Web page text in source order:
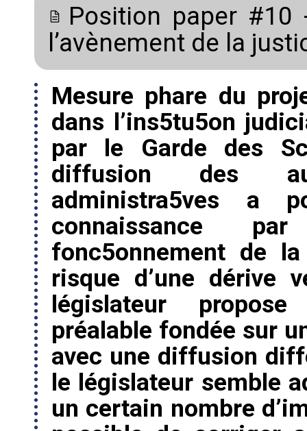
Position paper #10
l’avènement de la
Mesure phare du
dans l’ins5tu5on
par le Garde des
diffusion des
administra5ves a
connaissance
fonc5onnement de
risque d’une dérive
législateur
préalable fondée sur
avec une diffusion
le législateur semble
un certain nombre